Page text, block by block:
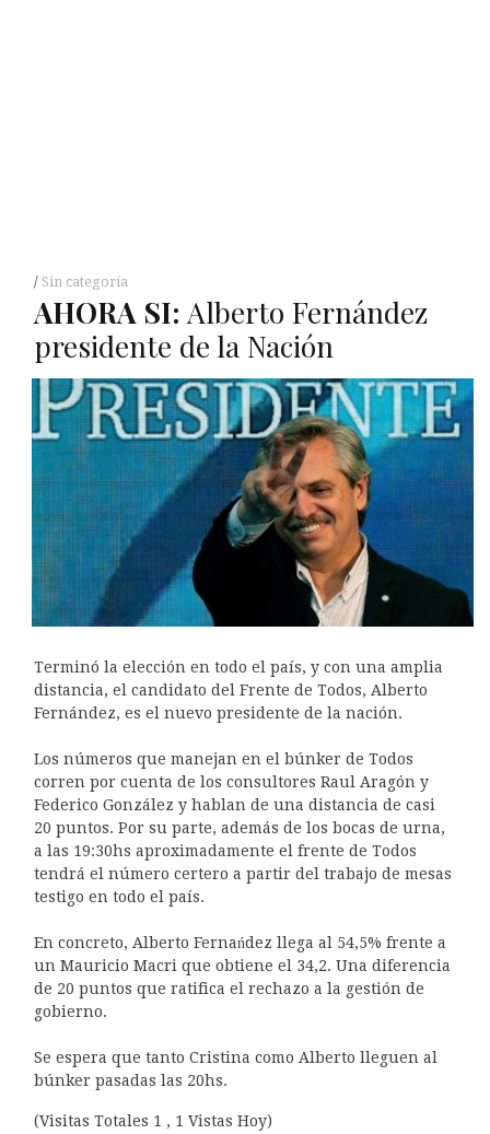
Sin categoría
AHORA SI: Alberto Fernández
presidente de la Nación
Terminó la elección en todo el país, y con una amplia
distancia, el candidato del Frente de Todos, Alberto
Fernández, es el nuevo presidente de la nación.
Los números que manejan en el búnker de Todos
corren por cuenta de los consultores Raul Aragón y
Federico González y hablan de una distancia de casi
20 puntos. Por su parte, además de los bocas de urna,
a las 19:30hs aproximadamente el frente de Todos
tendrá el número certero a partir del trabajo de mesas
testigo en todo el país.
En concreto, Alberto Fernańdez llega al 54,5% frente a
un Mauricio Macri que obtiene el 34,2. Una diferencia
de 20 puntos que ratifica el rechazo a la gestión de
gobierno.
Se espera que tanto Cristina como Alberto lleguen al
búnker pasadas las 20hs.
(Visitas Totales 1 , 1 Vistas Hoy)